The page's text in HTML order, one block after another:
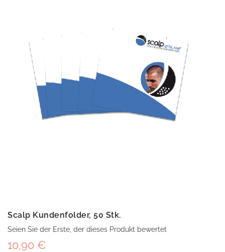
Scalp Kundenfolder, 50 Stk.
Seien Sie der Erste, der dieses Produkt bewertet
10,90 €